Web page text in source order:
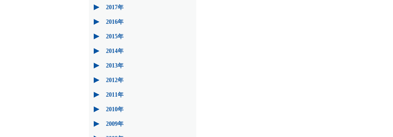
2017年
2016年
2015年
2014年
2013年
2012年
2011年
2010年
2009年